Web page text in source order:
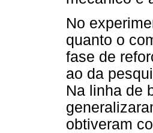
No
quanto o
fase de
ao da
Na linha de
obtiveram